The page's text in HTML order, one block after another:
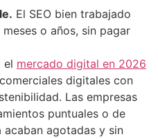
El SEO bien trabajado
o años, sin pagar
el mercado digital en 2026
digitales con
Las empresas
puntuales o de
agotadas y sin